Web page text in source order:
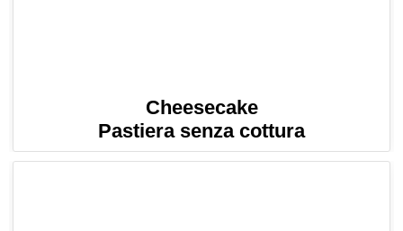
Cheesecake
Pastiera senza cottura